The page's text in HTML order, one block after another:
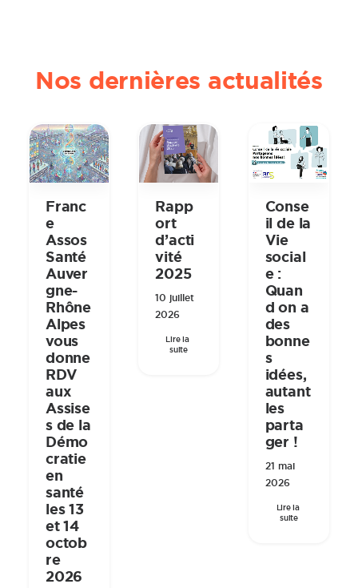
Nos dernières actualités
Franc
e
Assos
Santé
Auver
gne-
Rhône
Alpes
vous
donne
RDV
aux
Assise
s de la
Démo
cratie
en
santé
les 13
et 14
octob
re
2026
Rapp
ort
d’acti
vité
2025
10 juillet
2026
Lire la
suite
Conse
il de la
Vie
social
e :
Quan
d on a
des
bonne
s
idées,
autant
les
parta
ger !
21 mai
2026
Lire la
suite